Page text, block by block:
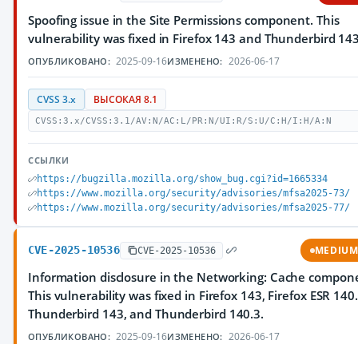
Spoofing issue in the Site Permissions component. This
vulnerability was fixed in Firefox 143 and Thunderbird
ОПУБЛИКОВАНО: 2025-09-16ИЗМЕНЕНО: 2026-06-17
CVSS 3.x ВЫСОКАЯ 8.1
CVSS:3.x/CVSS:3.1/AV:N/AC:L/PR:N/UI:R/S:U/C:H/I:H/A:N
ССЫЛКИ
https://bugzilla.mozilla.org/show_bug.cgi?id=1665334
https://www.mozilla.org/security/advisories/mfsa2025-73/
https://www.mozilla.org/security/advisories/mfsa2025-77/
CVE-2025-10536 CVE-2025-10536 MEDIUM
Information disclosure in the Networking: Cache
This vulnerability was fixed in Firefox 143, Firefox ESR
Thunderbird 143, and Thunderbird 140.3.
ОПУБЛИКОВАНО: 2025-09-16ИЗМЕНЕНО: 2026-06-17